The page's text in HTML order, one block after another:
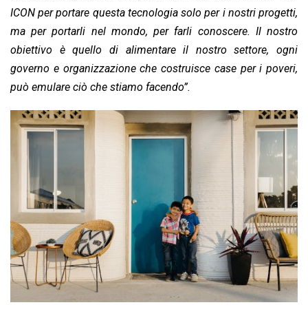
ICON per portare questa tecnologia solo per i nostri progetti,
ma per portarli nel mondo, per farli conoscere. Il nostro
obiettivo è quello di alimentare il nostro settore, ogni
governo e organizzazione che costruisce case per i poveri,
può emulare ciò che stiamo facendo”.